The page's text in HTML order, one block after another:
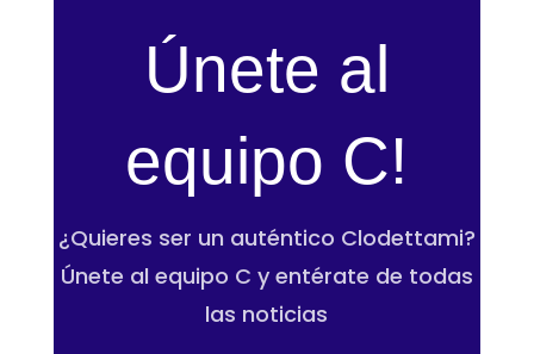
Únete al
equipo C!
¿Quieres ser un auténtico Clodettami?
Únete al equipo C y entérate de todas
las noticias